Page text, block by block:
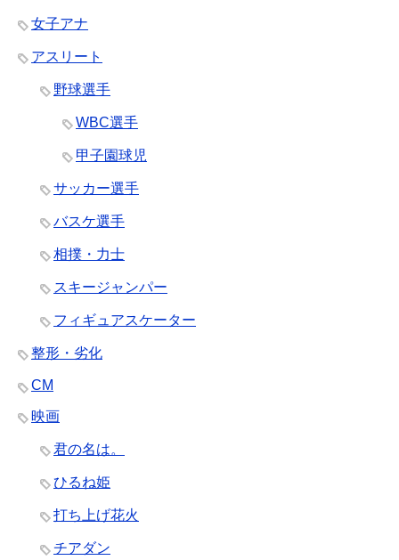
女子アナ
アスリート
野球選手
WBC選手
甲子園球児
サッカー選手
バスケ選手
相撲・力士
スキージャンパー
フィギュアスケーター
整形・劣化
CM
映画
君の名は。
ひるね姫
打ち上げ花火
チアダン